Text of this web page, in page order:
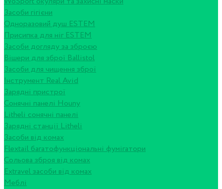
Засоби гігієни
Одноразовий душ ESTEM
Присипка для ніг ESTEM
Засоби догляду за зброєю
Вішери для зброї Ballistol
Засоби для чищення зброї
Інструмент Real Avid
Зарядні пристрої
Сонячні панелі Houny
Litheli сонячні панелі
Зарядні станції Litheli
Засоби від комах
Flextail багатофункціональні фумігатори
Сольова зброя від комах
Extravel засоби від комах
Меблі